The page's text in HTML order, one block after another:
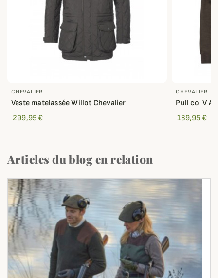
CHEVALIER
Veste matelassée Willot Chevalier
299,95 €
CHEVALIER
Pull col V
139,95 €
Articles du blog en relation